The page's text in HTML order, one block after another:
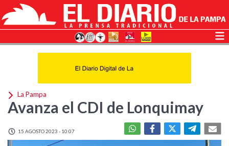
La Pampa
Avanza el CDI de Lonquimay
15 AGOSTO 2023 - 10:07